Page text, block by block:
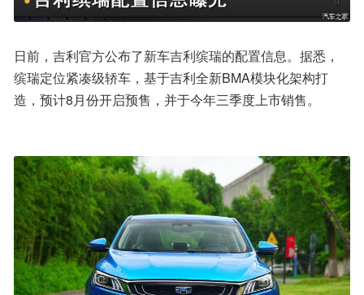
日前，吉利官方公布了新车吉利缤瑞的配置信息。据悉，
缤瑞定位紧凑级轿车，基于吉利全新BMA模块化架构打
造，预计8月份开启预售，并于今年三季度上市销售。